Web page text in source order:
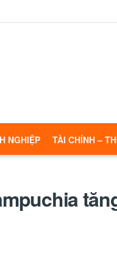
NGHIỆP TÀI CHÍNH –